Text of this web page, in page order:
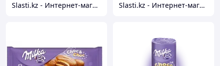
Slasti.kz - Интернет-магазин сладостей Slasti.kz - Интернет-магазин сладостей